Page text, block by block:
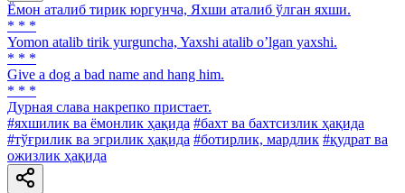
Ёмон аталиб тирик юргунча, Яхши аталиб ўлган яхши.
* * *
Yomon atalib tirik yurguncha, Yaxshi atalib oʼlgan yaxshi.
* * *
Give a dog a bad name and hang him.
* * *
Дурная слава накрепко пристает.
#яхшилик ва ёмонлик ҳақида #бахт ва бахтсизлик ҳақида
#тўғрилик ва эгрилик ҳақида #ботирлик, мардлик #қудрат ва
ожизлик ҳақида